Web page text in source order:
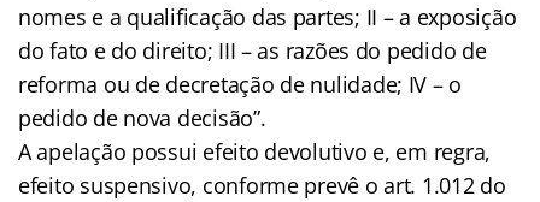
nomes e a qualificação das partes; II – a exposição
do fato e do direito; III – as razões do pedido de
reforma ou de decretação de nulidade; IV – o
pedido de nova decisão”.
A apelação possui efeito devolutivo e, em regra,
efeito suspensivo, conforme prevê o art. 1.012 do